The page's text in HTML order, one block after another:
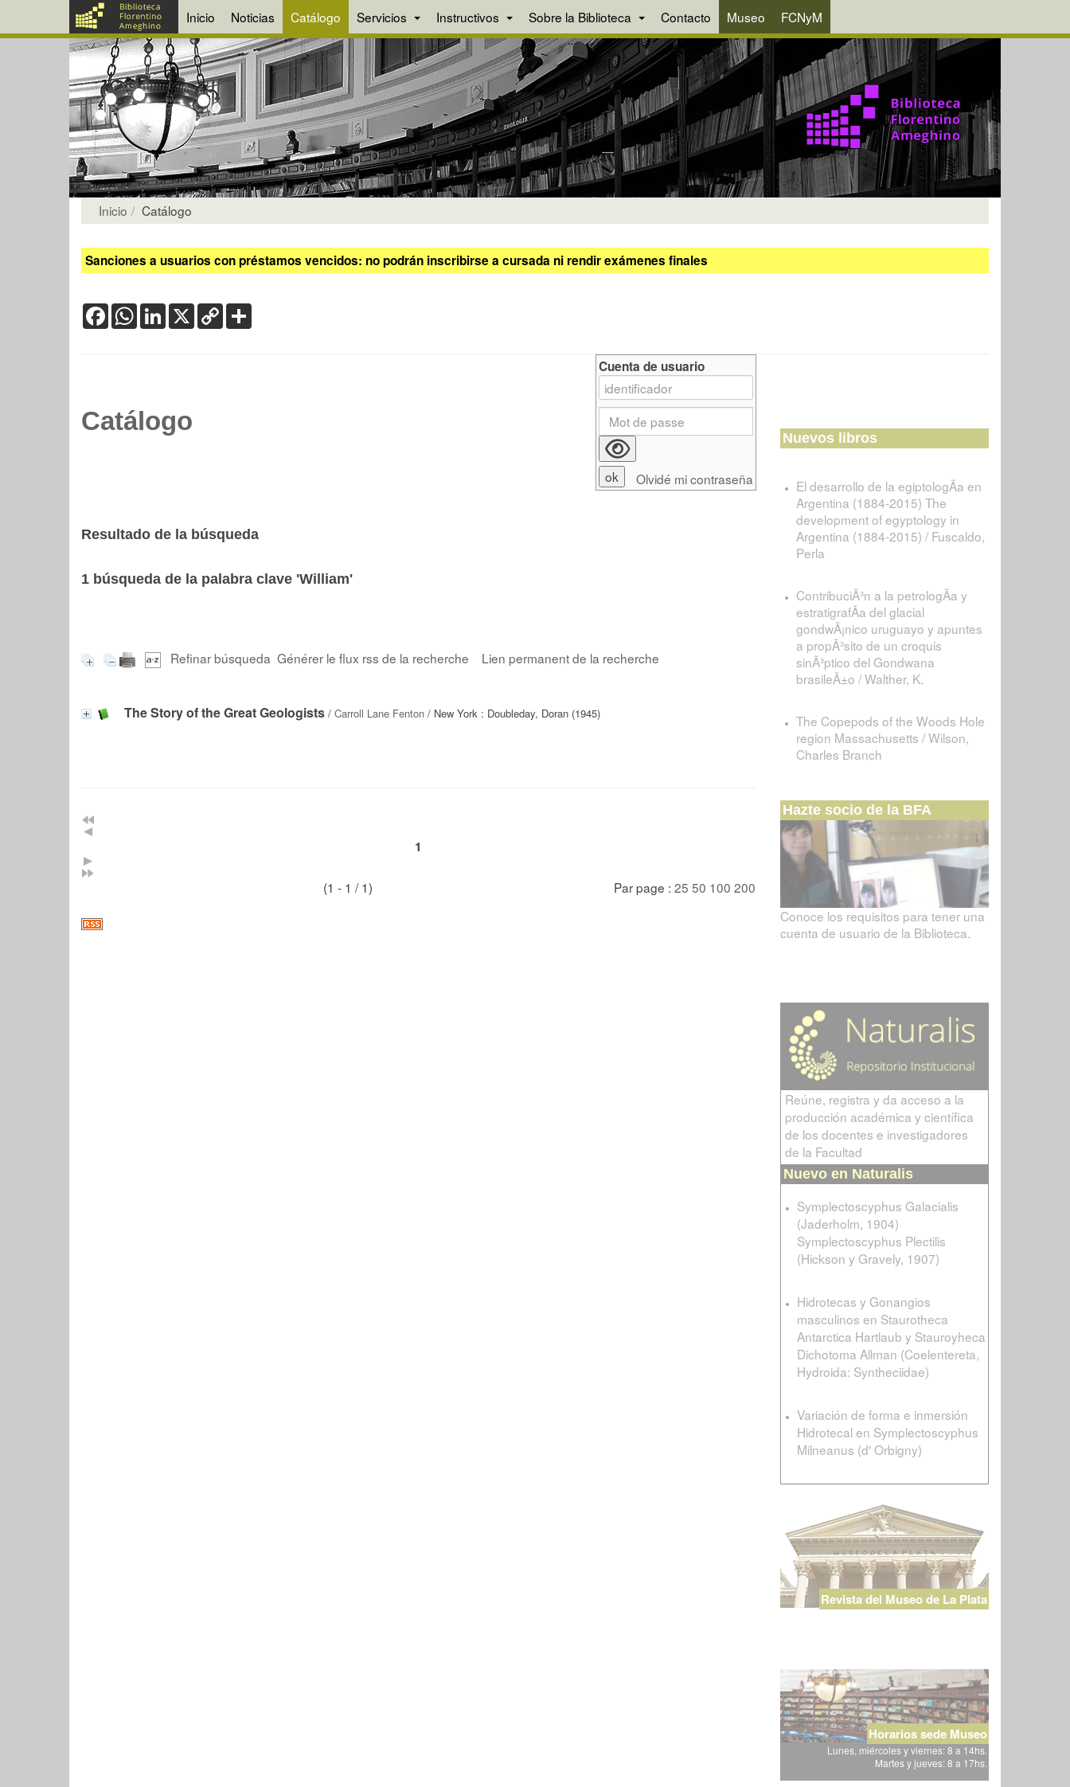
Inicio Noticias Catálogo Servicios Instructivos Sobre la Biblioteca Contacto Museo FCNyM
Inicio Catálogo
Sanciones a usuarios con préstamos vencidos: no podrán inscribirse a cursada ni rendir exámenes finales
FacebookWhatsApp
LinkedIn
X Copy
Link
Catálogo
Resultado de la búsqueda
1 búsqueda de la palabra clave 'William'
Refinar búsqueda Générer le flux rss de la recherche Lien permanent de la recherche
The Story of the Great Geologists / Carroll Lane Fenton / New York : Doubleday, Doran (1945)
1
(1 - 1 / 1) Par page : 25 50 100 200
Cuenta de usuario
Olvidé mi contraseña
Nuevos libros
El desarrollo de la egiptologÃ­a en
Argentina (1884-2015) The
development of egyptology in
Argentina (1884-2015) / Fuscaldo,
Perla
ContribuciÃ³n a la petrologÃ­a y
estratigrafÃ­a del glacial
gondwÃ¡nico uruguayo y apuntes
a propÃ³sito de un croquis
sinÃ³ptico del Gondwana
brasileÃ±o / Walther, K.
The Copepods of the Woods Hole
region Massachusetts / Wilson,
Charles Branch
Hazte socio de la BFA
Conoce los requisitos para tener una
cuenta de usuario de la Biblioteca.
Reúne, registra y da acceso a la
producción académica y científica
de los docentes e investigadores
de la Facultad
Nuevo en Naturalis
Symplectoscyphus Galacialis
(Jaderholm, 1904)
Symplectoscyphus Plectilis
(Hickson y Gravely, 1907)
Hidrotecas y Gonangios
masculinos en Staurotheca
Antarctica Hartlaub y Stauroyheca
Dichotoma Allman (Coelentereta,
Hydroida: Syntheciidae)
Variación de forma e inmersión
Hidrotecal en Symplectoscyphus
Milneanus (d' Orbigny)
Revista del Museo de La Plata
Horarios sede Museo
Lunes, miércoles y viernes: 8 a 14hs.
Martes y jueves: 8 a 17hs.